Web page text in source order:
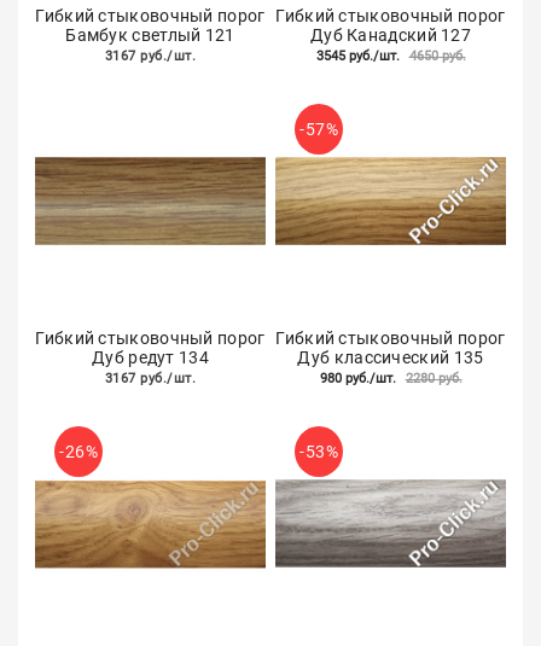
Гибкий стыковочный порог
Бамбук светлый 121
3167 руб./шт.
Гибкий стыковочный порог
Дуб Канадский 127
3545 руб./шт. 4650 руб.
Гибкий стыковочный порог
Дуб редут 134
3167 руб./шт.
Гибкий стыковочный порог
Дуб классический 135
980 руб./шт. 2280 руб.
-57%
-26% -53%